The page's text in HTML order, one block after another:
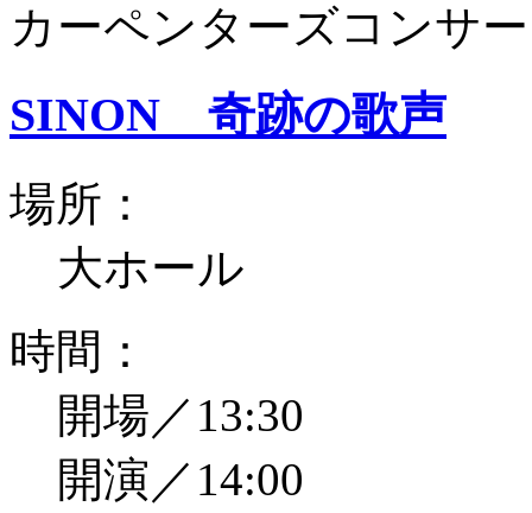
カーペンターズコンサ
SINON 奇跡の歌声
場所：
大ホール
時間：
開場／13:30
開演／14:00